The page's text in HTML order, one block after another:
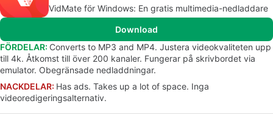
VidMate för Windows: En gratis multimedia-nedladdare
Download
FÖRDELAR: Converts to MP3 and MP4. Justera videokvaliteten upp
till 4k. Åtkomst till över 200 kanaler. Fungerar på skrivbordet via
emulator. Obegränsade nedladdningar.
NACKDELAR: Has ads. Takes up a lot of space. Inga
videoredigeringsalternativ.